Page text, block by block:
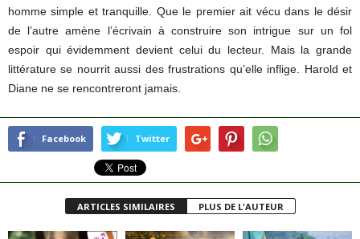
homme simple et tranquille. Que le premier ait vécu dans le désir
de l’autre amène l’écrivain à construire son intrigue sur un fol
espoir qui évidemment devient celui du lecteur. Mais la grande
littérature se nourrit aussi des frustrations qu’elle inflige. Harold et
Diane ne se rencontreront jamais.
Facebook Twitter
ARTICLES SIMILAIRES PLUS DE L'AUTEUR